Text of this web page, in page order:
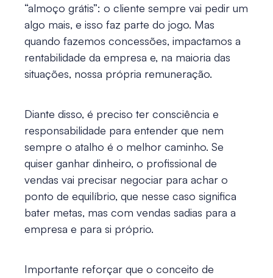
“almoço grátis”: o cliente sempre vai pedir um
algo mais, e isso faz parte do jogo. Mas
quando fazemos concessões, impactamos a
rentabilidade da empresa e, na maioria das
situações, nossa própria remuneração.
Diante disso, é preciso ter consciência e
responsabilidade para entender que nem
sempre o atalho é o melhor caminho. Se
quiser ganhar dinheiro, o profissional de
vendas vai precisar negociar para achar o
ponto de equilíbrio, que nesse caso significa
bater metas, mas com vendas sadias para a
empresa e para si próprio.
Importante reforçar que o conceito de